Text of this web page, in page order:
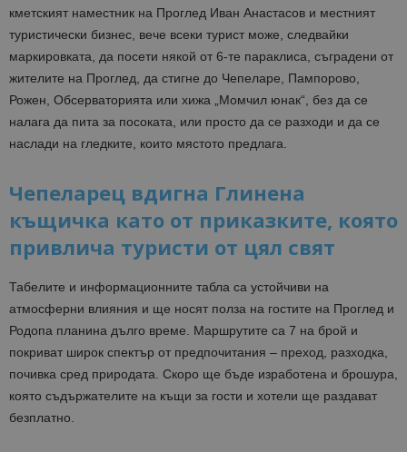
кметският наместник на Проглед Иван Анастасов и местният
туристически бизнес, вече всеки турист може, следвайки
маркировката, да посети някой от 6-те параклиса, съградени от
жителите на Проглед, да стигне до Чепеларе, Пампорово,
Рожен, Обсерваторията или хижа „Момчил юнак“, без да се
налага да пита за посоката, или просто да се разходи и да се
наслади на гледките, които мястото предлага.
Чепеларец вдигна Глинена
къщичка като от приказките, която
привлича туристи от цял свят
Табелите и информационните табла са устойчиви на
атмосферни влияния и ще носят полза на гостите на Проглед и
Родопа планина дълго време. Маршрутите са 7 на брой и
покриват широк спектър от предпочитания – преход, разходка,
почивка сред природата. Скоро ще бъде изработена и брошура,
която съдържателите на къщи за гости и хотели ще раздават
безплатно.